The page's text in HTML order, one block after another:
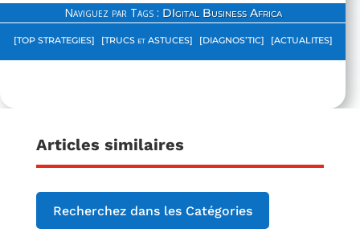
Naviguez par Tags : DIgital Business Africa
[TOP STRATEGIES] [TRUCS et ASTUCES] [DIAGNOS’TIC] [ACTUALITES]
Articles similaires
Recherchez dans les Catégories